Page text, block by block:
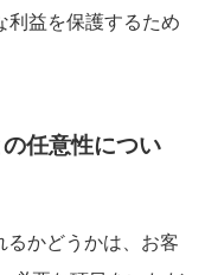
利益を保護するため
任意性につい
るかどうかは、お客